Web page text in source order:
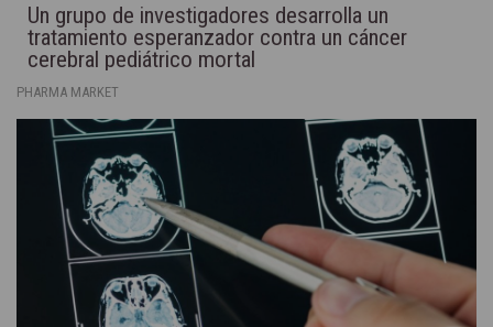
Un grupo de investigadores desarrolla un
tratamiento esperanzador contra un cáncer
cerebral pediátrico mortal
PHARMA MARKET